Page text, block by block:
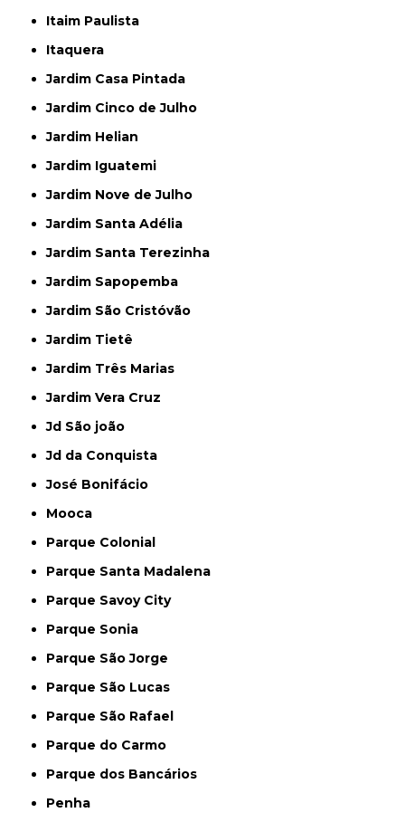
Itaim Paulista
Itaquera
Jardim Casa Pintada
Jardim Cinco de Julho
Jardim Helian
Jardim Iguatemi
Jardim Nove de Julho
Jardim Santa Adélia
Jardim Santa Terezinha
Jardim Sapopemba
Jardim São Cristóvão
Jardim Tietê
Jardim Três Marias
Jardim Vera Cruz
Jd São joão
Jd da Conquista
José Bonifácio
Mooca
Parque Colonial
Parque Santa Madalena
Parque Savoy City
Parque Sonia
Parque São Jorge
Parque São Lucas
Parque São Rafael
Parque do Carmo
Parque dos Bancários
Penha